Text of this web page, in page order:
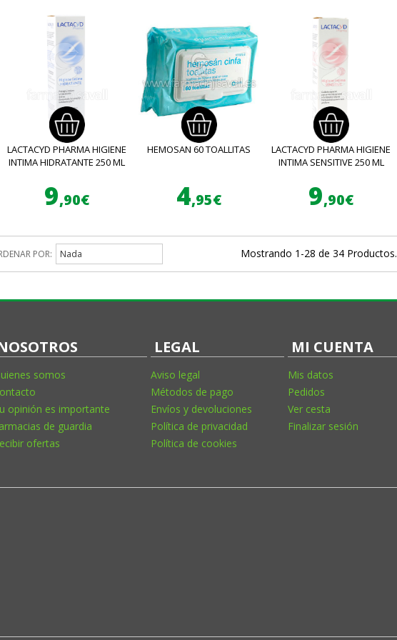
LACTACYD PHARMA HIGIENE
INTIMA HIDRATANTE 250 ML
9,90€
HEMOSAN 60 TOALLITAS
4,95€
LACTACYD PHARMA HIGIENE
INTIMA SENSITIVE 250 ML
9,90€
POR: Nada Mostrando 1-28 de 34 Productos.
somos
opinión es importante
de guardia
ofertas
LEGAL
Aviso legal
Métodos de pago
Envíos y devoluciones
Política de privacidad
Política de cookies
MI CUENTA
Mis datos
Pedidos
Ver cesta
Finalizar sesión